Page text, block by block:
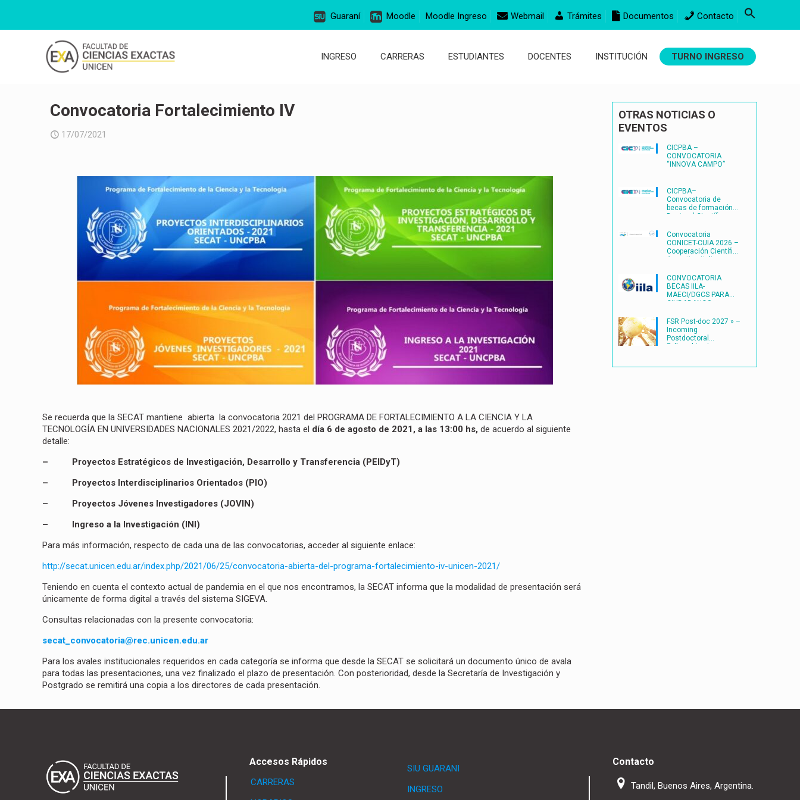
Guaraní Moodle Moodle Ingreso Webmail Trámites Documentos Contacto
INGRESO CARRERAS ESTUDIANTES DOCENTES INSTITUCIÓN TURNO INGRESO
Convocatoria Fortalecimiento IV
17/07/2021
Se recuerda que la SECAT mantiene abierta la convocatoria 2021 del PROGRAMA DE FORTALECIMIENTO A LA CIENCIA Y LA
TECNOLOGÍA EN UNIVERSIDADES NACIONALES 2021/2022, hasta el día 6 de agosto de 2021, a las 13:00 hs,de acuerdo al siguiente
detalle:
–
Proyectos Estratégicos de Investigación, Desarrollo y Transferencia (PEIDyT)
–
Proyectos Interdisciplinarios Orientados (PIO)
–
Proyectos Jóvenes Investigadores (JOVIN)
–
Ingreso a la Investigación (INI)
Para más información, respecto de cada una de las convocatorias, acceder al siguiente enlace:
http://secat.unicen.edu.ar/index.php/2021/06/25/convocatoria-abierta-del-programa-fortalecimiento-iv-unicen-2021/
Teniendo en cuenta el contexto actual de pandemia en el que nos encontramos, la SECAT informa que la modalidad de presentación será
únicamente de forma digital a través del sistema SIGEVA.
Consultas relacionadas con la presente convocatoria:
secat_convocatoria@rec.unicen.edu.ar
Para los avales institucionales requeridos en cada categoría se informa que desde la SECAT se solicitará un documento único de avala
para todas las presentaciones, una vez finalizado el plazo de presentación. Con posterioridad, desde la Secretaría de Investigación y
Postgrado se remitirá una copia a los directores de cada presentación.
OTRAS NOTICIAS O
EVENTOS
CICPBA –
CONVOCATORIA
“INNOVA CAMPO”
CICPBA–
Convocatoria de
becas de formación
Doctoral Científico-
FORMACIÓN
DOCTORAL
CIENTÍFICO-
TECNOLÓGICAS2027
Convocatoria
CONICET-CUIA 2026 –
Cooperación Científica
Argentina-Italia
CONVOCATORIA
BECAS IILA-
MAECI/DGCS PARA
CIUDADANOS
(2027) en ITALIA
FSR Post-doc 2027 » –
Incoming
Postdoctoral
Fellowships |
Accesos Rápidos
CARRERAS
SIU GUARANI
INGRESO
Contacto
Tandil, Buenos Aires, Argentina.